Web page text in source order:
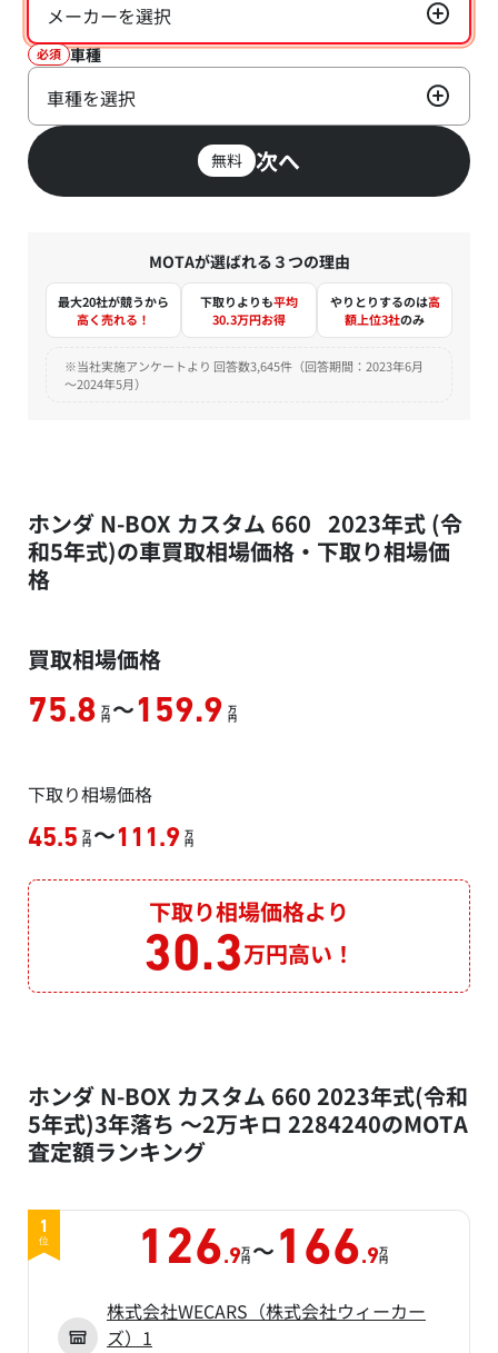
メーカーを選択
必須 車種
車種を選択
無料 次へ
MOTAが選ばれる３つの理由
最大20社が競うから
高く売れる！
下取りよりも平均
30.3万円お得
やりとりするのは高
額上位3社のみ
※当社実施アンケートより 回答数3,645件（回答期間：2023年6月
～2024年5月）
ホンダ N-BOX カスタム 660 2023年式 (令
和5年式)の車買取相場価格・下取り相場価
格
買取相場価格
75.8 万
円 ～159.9 万
円
下取り相場価格
45.5 万
円 ～111.9 万
円
下取り相場価格より
30.3万円高い！
ホンダ N-BOX カスタム 660 2023年式(令和
5年式)3年落ち ～2万キロ 2284240のMOTA
査定額ランキング
1
位 126.9万
円 ～ 166.9万
円
株式会社WECARS（株式会社ウィーカー
ズ）1